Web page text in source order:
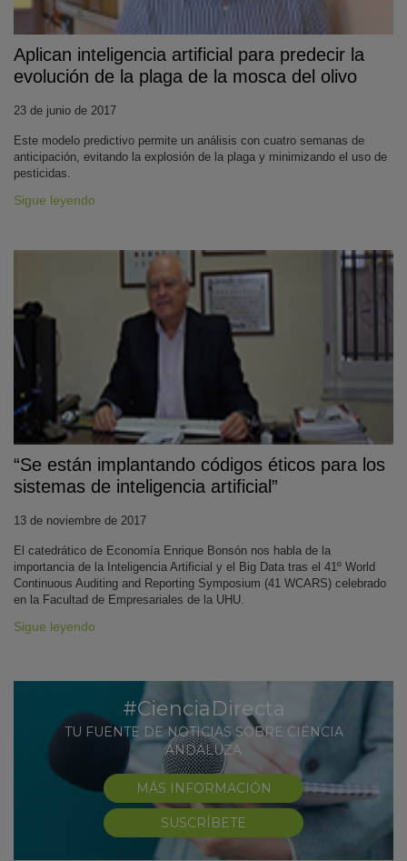
Aplican inteligencia artificial para predecir la
evolución de la plaga de la mosca del olivo
23 de junio de 2017
Este modelo predictivo permite un análisis con cuatro semanas de
anticipación, evitando la explosión de la plaga y minimizando el uso de
pesticidas.
Sigue leyendo
“Se están implantando códigos éticos para los
sistemas de inteligencia artificial”
13 de noviembre de 2017
El catedrático de Economía Enrique Bonsón nos habla de la
importancia de la Inteligencia Artificial y el Big Data tras el 41º World
Continuous Auditing and Reporting Symposium (41 WCARS) celebrado
en la Facultad de Empresariales de la UHU.
Sigue leyendo
#CienciaDirecta
TU FUENTE DE NOTICIAS SOBRE CIENCIA
ANDALUZA
MÁS INFORMACIÓN
SUSCRÍBETE